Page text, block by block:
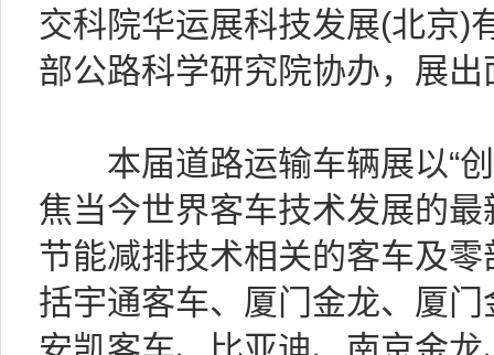
交科院华运展科技发展(北京)
部公路科学研究院协办，展
本届道路运输车辆展以“创
焦当今世界客车技术发展的
节能减排技术相关的客车及
括宇通客车、厦门金龙、厦